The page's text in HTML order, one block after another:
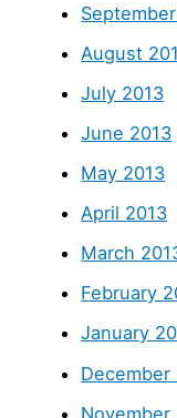
August
July 2013
June 2013
May 2013
April 2013
March
February
January
December
November